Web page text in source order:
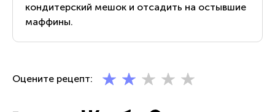
кондитерский мешок и отсадить на остывшие
маффины.
Оцените рецепт: